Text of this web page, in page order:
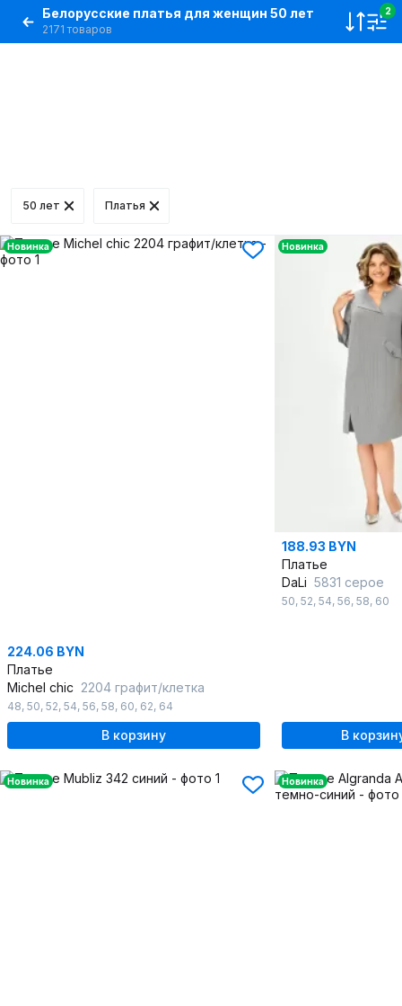
Белорусские платья для женщин 50 лет
2171 товаров
2
50 лет Платья
Новинка
224.06 BYN
Платье
Michel chic 2204 графит/клетка
48, 50, 52, 54, 56, 58, 60, 62, 64
В корзину
Новинка
188.93 BYN
Платье
DaLi 5831 серое
50, 52, 54, 56, 58, 60
В
Новинка Новинка